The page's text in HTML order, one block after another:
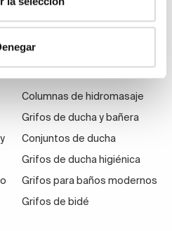
Grifos de ducha
Columnas de hidromasaje
Grifos de ducha y bañera
Conjuntos de ducha
Grifos de ducha higiénica
Grifos para baños modernos
Grifos de bidé